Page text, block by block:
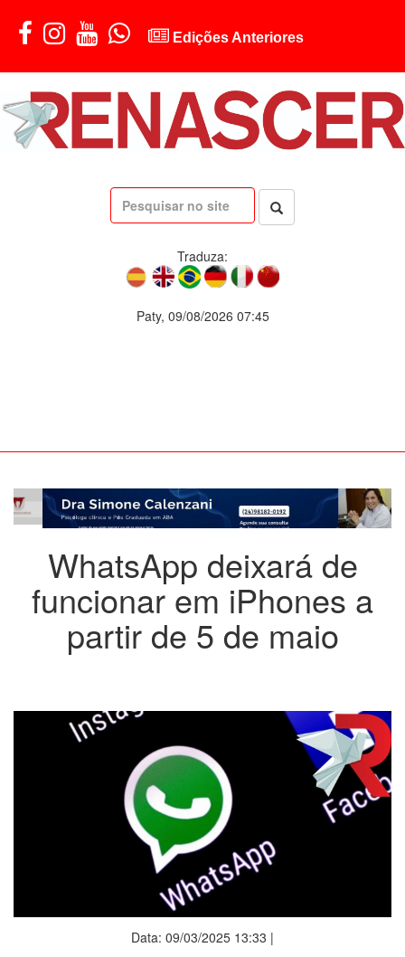
Edições Anteriores
Traduza:
Paty, 09/08/2026 07:45
WhatsApp deixará de
funcionar em iPhones a
partir de 5 de maio
Data: 09/03/2025 13:33 |